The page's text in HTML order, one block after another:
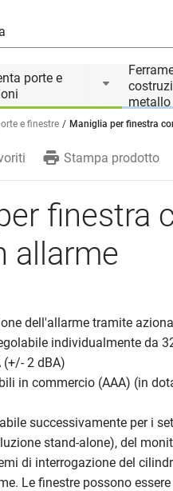
porte e
metallo
e finestre Maniglia per finestra
Stampa prodotto
finestra
allarme
dell'allarme tramite
individualmente da
(+/- 2 dBA)
in commercio (AAA) (in
successivamente per i
stand-alone), del
di interrogazione del
Le finestre possono